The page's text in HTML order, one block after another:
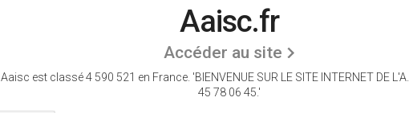
Aaisc.fr
Accéder au site
Aaisc est classé 4 590 521 en France. 'BIENVENUE SUR LE SITE INTERNET DE
45 78 06 45.'